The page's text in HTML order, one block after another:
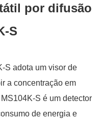
por difusão
S
S adota um visor de
a concentração em
S é um detector
de energia e